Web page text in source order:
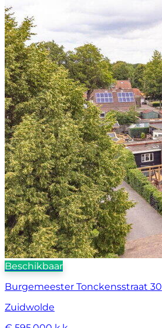
Beschikbaar
Burgemeester Tonckensstraat 30
Zuidwolde